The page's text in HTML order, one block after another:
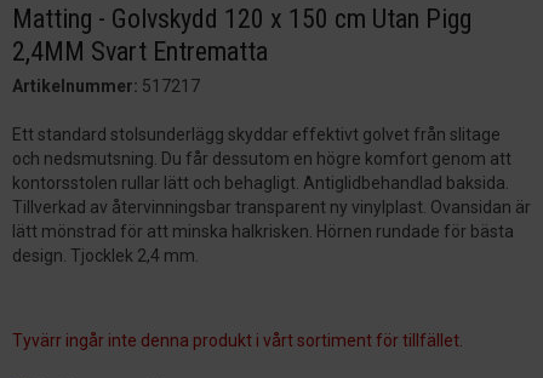
Matting - Golvskydd 120 x 150 cm Utan Pigg
2,4MM Svart Entrematta
Artikelnummer: 517217
Ett standard stolsunderlägg skyddar effektivt golvet från slitage
och nedsmutsning. Du får dessutom en högre komfort genom att
kontorsstolen rullar lätt och behagligt. Antiglidbehandlad baksida.
Tillverkad av återvinningsbar transparent ny vinylplast. Ovansidan är
lätt mönstrad för att minska halkrisken. Hörnen rundade för bästa
design. Tjocklek 2,4 mm.
Tyvärr ingår inte denna produkt i vårt sortiment för tillfället.